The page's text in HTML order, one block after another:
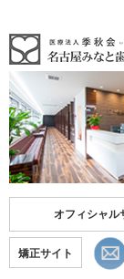
オフィシャル
矯正サイト